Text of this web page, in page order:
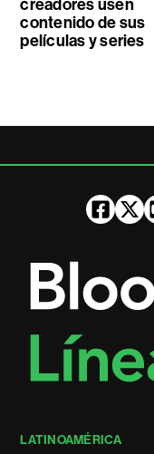
creadores usen
contenido de sus
películas y series
LATINOAMÉRICA